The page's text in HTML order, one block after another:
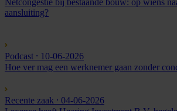
Netcongestie bij bestaande bouw: op wiens
aansluiting?
Podcast ⸱ 10-06-2026
Hoe ver mag een werknemer gaan zonder
Recente zaak ⸱ 04-06-2026